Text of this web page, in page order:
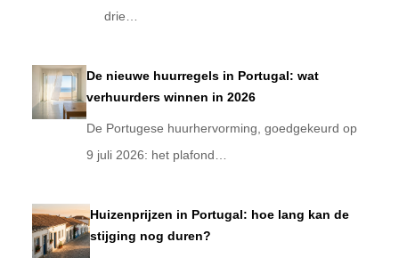
drie…
De nieuwe huurregels in Portugal: wat
verhuurders winnen in 2026
De Portugese huurhervorming, goedgekeurd op
9 juli 2026: het plafond…
Huizenprijzen in Portugal: hoe lang kan de
stijging nog duren?